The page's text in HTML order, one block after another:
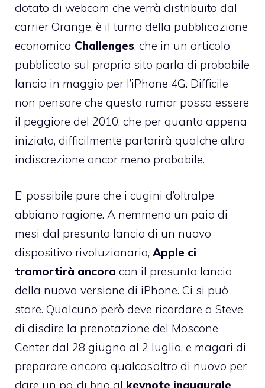
dotato di webcam che verrà distribuito dal
carrier Orange, è il turno della pubblicazione
economica Challenges, che in un articolo
pubblicato sul proprio sito parla di probabile
lancio in maggio per l’iPhone 4G. Difficile
non pensare che questo rumor possa essere
il peggiore del 2010, che per quanto appena
iniziato, difficilmente partorirà qualche altra
indiscrezione ancor meno probabile.
E’ possibile pure che i cugini d’oltralpe
abbiano ragione. A nemmeno un paio di
mesi dal presunto lancio di un nuovo
dispositivo rivoluzionario, Apple ci
tramortirà ancora con il presunto lancio
della nuova versione di iPhone. Ci si può
stare. Qualcuno però deve ricordare a Steve
di disdire la prenotazione del Moscone
Center dal 28 giugno al 2 luglio, e magari di
preparare ancora qualcos’altro di nuovo per
dare un po’ di brio al keynote inaugurale